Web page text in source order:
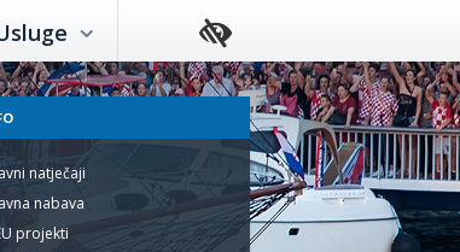
natječaji
nabava
projekti